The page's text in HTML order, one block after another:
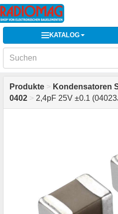
KATALOG
Produkte > Kondensatoren
0402 > 2,4pF 25V ±0.1